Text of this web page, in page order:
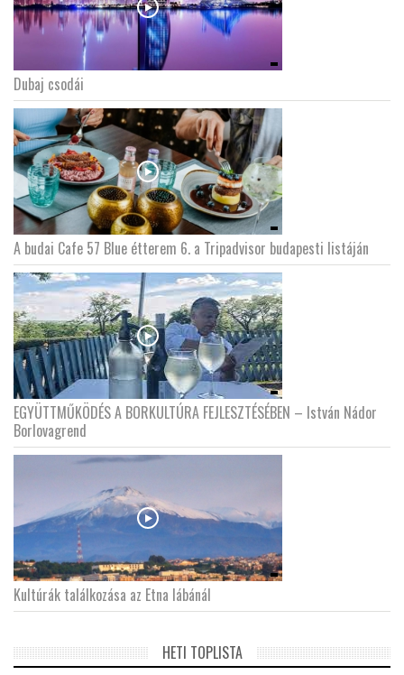
Dubaj csodái
A budai Cafe 57 Blue étterem 6. a Tripadvisor budapesti listáján
EGYÜTTMŰKÖDÉS A BORKULTÚRA FEJLESZTÉSÉBEN – István Nádor
Borlovagrend
Kultúrák találkozása az Etna lábánál
HETI TOPLISTA